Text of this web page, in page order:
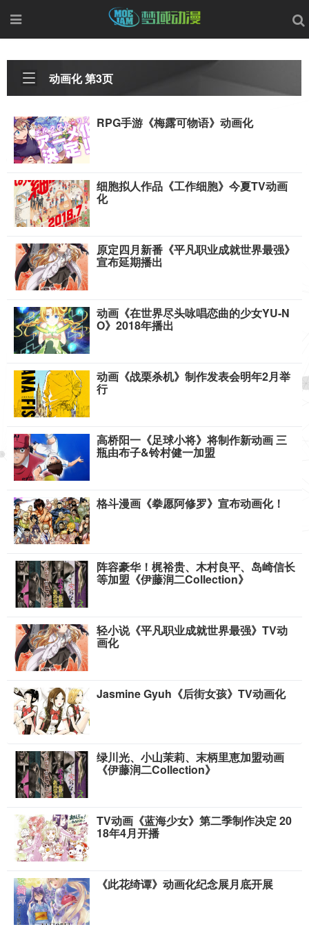
动画化 第3页
RPG手游《梅露可物语》动画化
细胞拟人作品《工作细胞》今夏TV动画
化
原定四月新番《平凡职业成就世界最强》
宣布延期播出
动画《在世界尽头咏唱恋曲的少女YU-N
O》2018年播出
动画《战栗杀机》制作发表会明年2月举
行
高桥阳一《足球小将》将制作新动画 三
瓶由布子&铃村健一加盟
格斗漫画《拳愿阿修罗》宣布动画化！
阵容豪华！梶裕贵、木村良平、岛崎信长
等加盟《伊藤润二Collection》
轻小说《平凡职业成就世界最强》TV动
画化
Jasmine Gyuh《后街女孩》TV动画化
绿川光、小山茉莉、末柄里恵加盟动画
《伊藤润二Collection》
TV动画《蓝海少女》第二季制作决定 20
18年4月开播
《此花绮谭》动画化纪念展月底开展